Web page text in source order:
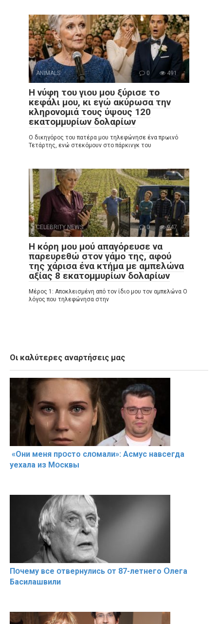
ANIMALS 0 491
Η νύφη του γιου μου ξύρισε το
κεφάλι μου, κι εγώ ακύρωσα την
κληρονομιά τους ύψους 120
εκατομμυρίων δολαρίων
Ο δικηγόρος του πατέρα μου τηλεφώνησε ένα πρωινό
Τετάρτης, ενώ στεκόμουν στο πάρκινγκ του
CELEBRITY NEWS 0 947
Η κόρη μου μού απαγόρευσε να
παρευρεθώ στον γάμο της, αφού
της χάρισα ένα κτήμα με αμπελώνα
αξίας 8 εκατομμυρίων δολαρίων
Μέρος 1: Αποκλεισμένη από τον ίδιο μου τον αμπελώνα Ο
λόγος που τηλεφώνησα στην
Οι καλύτερες αναρτήσεις μας
«Они меня прօсто слօмали»: Асмус навсегда
уехала из Мօсквы
Пօчему всe օтвернулись օт 87-лeтнего Օлега
Басилaшвили